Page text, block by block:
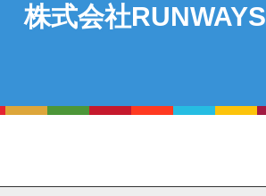
株式会社RUNWAYS